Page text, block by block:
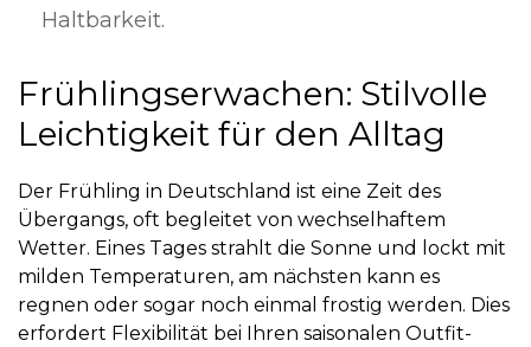
Haltbarkeit.
Frühlingserwachen: Stilvolle
Leichtigkeit für den Alltag
Der Frühling in Deutschland ist eine Zeit des
Übergangs, oft begleitet von wechselhaftem
Wetter. Eines Tages strahlt die Sonne und lockt mit
milden Temperaturen, am nächsten kann es
regnen oder sogar noch einmal frostig werden. Dies
erfordert Flexibilität bei Ihren saisonalen Outfit-